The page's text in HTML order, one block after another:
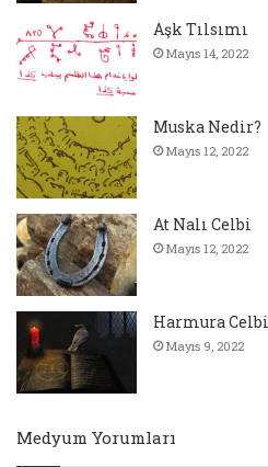
Aşk Tılsımı
Mayıs 14, 2022
Muska Nedir?
Mayıs 12, 2022
At Nalı Celbi
Mayıs 12, 2022
Harmura Celbi
Mayıs 9, 2022
Medyum Yorumları